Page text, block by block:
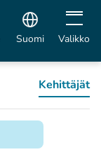
Suomi Avaa
Valikko
Kehittäjät